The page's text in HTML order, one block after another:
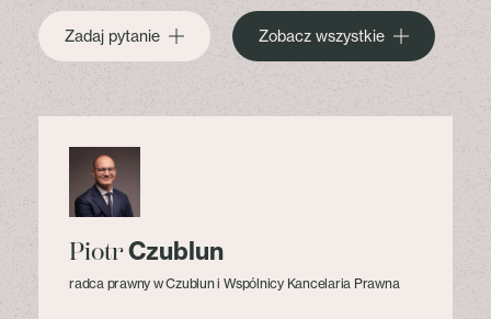
Zadaj pytanie Zobacz wszystkie
PiotrCzublun
radca prawny w Czublun i Wspólnicy Kancelaria Prawna